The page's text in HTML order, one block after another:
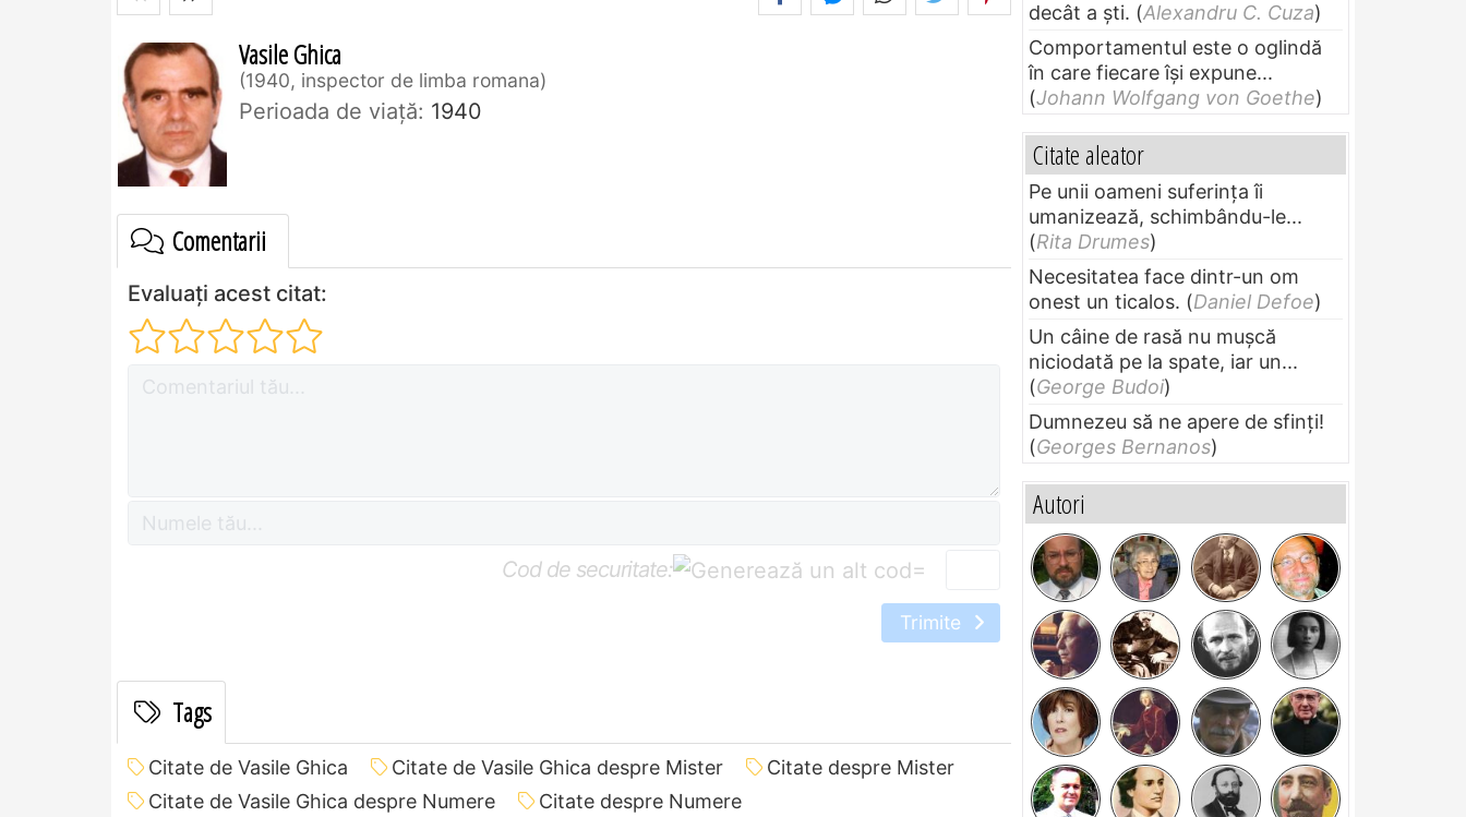
Vasile Ghica
1940, inspector de limba romana
Perioada de viaţă: 1940
Comentarii
Evaluați acest citat:
Cod de securitate: =
Trimite
Tags
Citate de Vasile Ghica Citate de Vasile Ghica despre Mister
Citate despre Mister
Citate de Vasile Ghica despre Numere
Citate despre Numere
decât a ști. (Alexandru C. Cuza)
Comportamentul este o oglindă
în care fiecare își expune...
(Johann Wolfgang von Goethe)
Citate aleator
Pe unii oameni suferinţa îi
umanizează, schimbându-le...
(Rita Drumes)
Necesitatea face dintr-un om
onest un ticalos. (Daniel Defoe)
Un câine de rasă nu muşcă
niciodată pe la spate, iar un...
(George Budoi)
Dumnezeu să ne apere de sfinți!
(Georges Bernanos)
Autori